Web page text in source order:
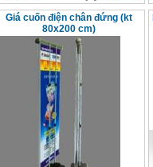
Giá cuốn điện chân đứng (kt
80x200 cm)